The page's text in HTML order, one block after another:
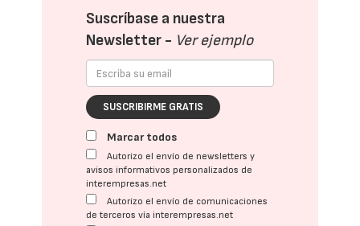
Suscríbase a nuestra
Newsletter - Ver ejemplo
SUSCRIBIRME GRATIS
Marcar todos
Autorizo el envío de newsletters y
avisos informativos personalizados de
interempresas.net
Autorizo el envío de comunicaciones
de terceros vía interempresas.net